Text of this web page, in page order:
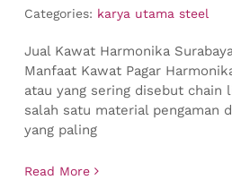
Categories: karya utama steel
Jual Kawat Harmonika
Manfaat Kawat Pagar
atau yang sering disebut chain
salah satu material pengaman
yang paling
Read More